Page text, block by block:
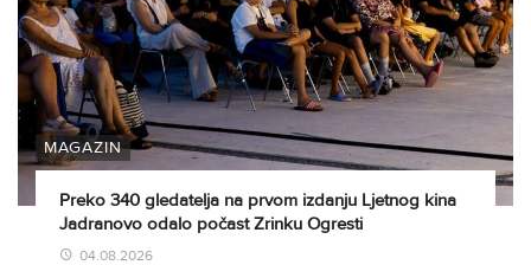
MAGAZIN
Preko 340 gledatelja na prvom izdanju Ljetnog kina
Jadranovo odalo počast Zrinku Ogresti
04.08.2026